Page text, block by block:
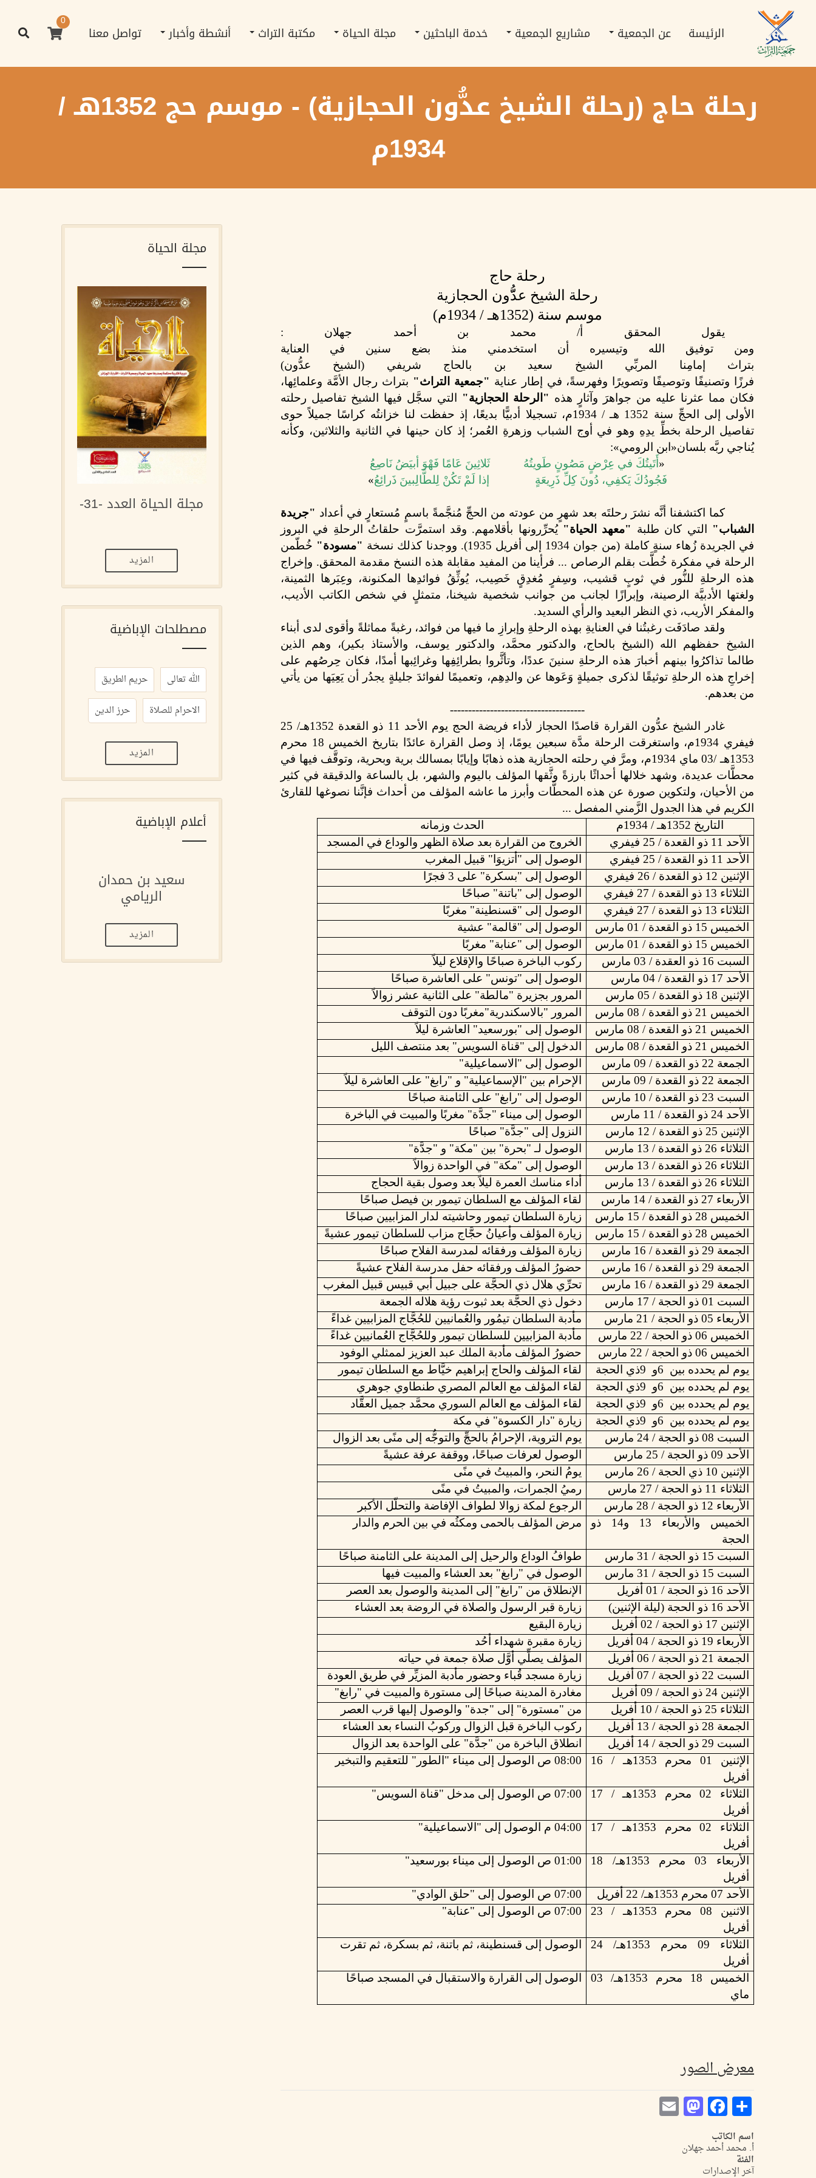
الرئيسي navigation
الرئيسة عن الجمعية مشاريع الجمعية خدمة الباحثين مجلة الحياة مكتبة التراث أنشطة وأخبار تواصل معنا
0
رحلة حاج (رحلة الشيخ عدُّون الحجازية) - موسم حج 1352هـ /
1934م
رحلة حاج
رحلة الشيخ عدُّّون الحجازية
موسم سنة (1352هـ / 1934م)
يقول المحقق أ/ محمد بن أحمد جهلان :
ومن
توفيق الله وتيسيره أن استخدمني منذ بضع سنين في
العناية
بتراث
إمامِنا المربِّي الشيخ سعيد بن بالحاج شريفي (الشيخ
عدُّون)
فرزًا
وتصنيفًا وتوصيفًا وتصويرًا وفهرسةً، في إطار عناية "جمعية التراث" بتراث رجال الأمَّة وعلمائِها،
فكان مما عثرنا عليه من جواهرَ
وآثارٍ هذه "الرحلة الحجازية" التي سجَّل فيها الشيخ تفاصيل رحلته
الأولى
إلى الحجِّ سنة 1352 هـ / 1934م، تسجيلا أدبيًّا بديعًا، إذ حفظت لنا خزانتُه كراسًا جميلاً حوى
تفاصيل الرحلة بخطِّ يدِهِ وهو في أوج الشباب وزهرةِ العُمر؛ إذ كان حينها في
الثانية والثلاثين، وكأنه
يُناجي ربَّه بلسان» ابن الرومي«
:
» أَتَيتُكَ في عِرْضٍ مَصُونٍ طَويتُهُ ثَلاثِينَ عَامًا فَهْوَ أبيَضُ نَاصِعُ
فَجُودُكَ يَكفِي، دُونَ كِلِّ ذَرِيعَةٍ إذا لَمْ تَكُنْ لِلطَّالِبينَ ذَرائِعُ«
كما اكتشفنا أنَّه نشرَ رحلتَه بعد شهرٍ من عودته من الحجِّ مُنجَّمةً باسمٍ مُستعارٍ في أعداد "جريدة
الشباب" التي كان طلبة "معهد الحياة" يُحرِّرونها بأقلامهم. وقد استمرَّت حلقاتُ الرحلةِ في البروز
في
الجريدة زُهاء سنةٍ كاملة (من جوان 1934 إلى أفريل 1935). ووجدنا كذلك نسخة "مسودة" خُطّمن
الرحلة في مفكرة خُطَّت بقلم الرصاص ... فرأينا من المفيد مقابلة هذه
النسخ مقدمة المحقق. وإخراج
هذه الرحلةِ للنُّور في ثوبٍ قشيب، وسِفرٍ
مُغدِقٍ خَصِيب، يُوثِّقُ فوائدِها المكنونة، وعِبَرها الثمينة،
ولغتها
الأدبيَّة الرصينة، وإبرازًا لجانب من جوانب شخصية شيخنا، متمثلٍ في شخص
الكاتب الأديب،
والمفكر الأريب، ذي النظر البعيد والرأي السديد.
ولقد صادَفَت رغبتُنا في العنايةِ بهذه الرحلةِ وإبرازِ ما فيها من فوائد، رغبةً مماثلةً وأقوى لدى أبناء
الشيخ حفظهم
الله )الشيخ بالحاج، والدكتور محمَّد، والدكتور يوسف، والأستاذ بكير(، وهم الذين
طالما تذاكرُوا بينهم أخبارَ هذه الرحلةِ سنينَ عددًا، وتأثَّروا بطرائِفِها وغرائِبها أمدًا، فكان حِرصُهم على
إخراجِ هذه الرحلةِ توثيقًا لذكرى جميلةٍ وَعَوها عن والدِهِم، وتعميمًا لفوائدَ جليلةٍ يجدُر أن يَعِيَها من يأتي
من بعدهم.
-------------------------------------
غادر الشيخ عدُّون القرارة قاصدًا الحجاز لأداء فريضة الحج يوم الأحد 11 ذو القعدة 1352هـ/ 25
فيفري 1934م، واستغرقت الرحلة مدَّة سبعين يومًا، إذ وصل القرارة عائدًا بتاريخ الخميس 18 محرم
1353هـ /03 ماي 1934م، ومرَّ في رحلته الحجازية هذه ذهابًا وإيابًا بمسالك برية وبحرية، وتوقَّف فيها في
محطَّات عديدة، وشهد خلالها أحداثًا بارزةً وثَّقها المؤلف باليوم والشهر، بل بالساعة والدقيقة في كثير
من الأحيان، ولتكوين صورة عن هذه المحطَّات وأبرز ما عاشه المؤلف من أحداث فإنَّنا نصوغها للقارئ
الكريم في هذا الجدول الزَّمني المفصل ...
التاريخ 1352هـ / 1934م
الحدث وزمانه
الأحد 11 ذو القعدة / 25 فيفري
الخروج من القرارة بعد صلاة الظهر والوداع في
المسجد
الأحد 11 ذو القعدة / 25 فيفري
الوصول إلى "أتزيوَا" قبيل المغرب
الإثنين 12 ذو القعدة / 26 فيفري
الوصول إلى "بسكرة" على 3 فجرًا
الثلاثاء 13 ذو القعدة / 27 فيفري
الوصول إلى "باتنة" صباحًا
الثلاثاء 13 ذو القعدة / 27 فيفري
الوصول إلى "قسنطينة" مغربًا
الخميس 15 ذو القعدة / 01 مارس
الوصول إلى "قالمة" عشية
الخميس 15 ذو القعدة / 01 مارس
الوصول إلى "عنابة" مغربًا
السبت 16 ذو العقدة / 03 مارس
ركوب الباخرة صباحًا والإقلاع ليلاً
الأحد 17 ذو القعدة / 04 مارس
الوصول إلى "تونس" على العاشرة صباحًا
الإثنين 18 ذو القعدة / 05 مارس
المرور بجزيرة "مالطة" على الثانية عشر زوالاً
الخميس 21 ذو القعدة / 08 مارس
المرور "بالاسكندرية"مغربًا دون التوقف
الخميس 21 ذو القعدة / 08 مارس
الوصول إلى "بورسعيد" العاشرة ليلاً
الخميس 21 ذو القعدة / 08 مارس
الدخول إلى "قناة السويس" بعد منتصف الليل
الجمعة 22 ذو القعدة / 09 مارس
الوصول إلى "الاسماعيلية"
الجمعة 22 ذو القعدة / 09 مارس
الإحرام بين "الإسماعيلية" و "رابغ" على العاشرة ليلاً
السبت 23 ذو القعدة / 10 مارس
الوصول إلى "رابغ" على الثامنة صباحًا
الأحد 24 ذو القعدة / 11 مارس
الوصول إلى ميناء "جدَّة" مغربًا والمبيت في الباخرة
الإثنين 25 ذو القعدة / 12 مارس
النزول إلى "جدَّة" صباحًا
الثلاثاء 26 ذو القعدة / 13 مارس
الوصول لـ "بحرة" بين "مكة" و "جدَّة"
الثلاثاء 26 ذو القعدة / 13 مارس
الوصول إلى "مكة" في الواحدة زوالاً
الثلاثاء 26 ذو القعدة / 13 مارس
أداء مناسك العمرة ليلاً بعد وصول بقية الحجاج
الأربعاء 27 ذو القعدة / 14 مارس
لقاء المؤلف مع السلطان تيمور بن فيصل صباحًا
الخميس 28 ذو القعدة / 15 مارس
زيارة السلطان تيمور وحاشيته لدار المزابيين صباحًا
الخميس 28 ذو القعدة / 15 مارس
زيارة المؤلف وأعيانُ حجَّاج مزاب للسلطان تيمور عشيةً
الجمعة 29 ذو القعدة / 16 مارس
زيارة المؤلف ورفقائه لمدرسة الفلاح صباحًا
الجمعة 29 ذو القعدة / 16 مارس
حضورُ المؤلف ورفقائه حفل مدرسة الفلاح عشيةً
الجمعة 29 ذو القعدة / 16 مارس
تحرِّي هلال ذي الحجَّة على جبيل أبي قبيس قبيل
المغرب
السبت 01 ذو الحجة / 17 مارس
دخول ذي الحجَّة بعد ثبوت رؤية هلاله
الجمعة
الأربعاء 05 ذو الحجة / 21 مارس
مأدبة السلطان تيمُور والعُمانيين للحُجَّاج المزابيين غداءً
الخميس 06 ذو الحجة / 22 مارس
مأدبة المزابيين للسلطان تيمور وللحُجَّاج العُمانيين غداءً
الخميس 06 ذو الحجة / 22 مارس
حضورُ المؤلف مأدبة الملك عبد العزيز لممثلي
الوفود
يوم لم يحدده بين 6و 9ذي الحجة لقاء المؤلف والحاج إبراهيم خيَّاط مع السلطان تيمور
يوم لم يحدده بين 6و 9ذي الحجة لقاء المؤلف مع العالم المصري طنطاوي جوهري
يوم لم يحدده بين 6و 9ذي الحجة لقاء المؤلف مع العالم السوري محمَّد جميل
العقَّاد
يوم لم يحدده بين 6و 9ذي الحجة
زيارة "دار الكسوة" في مكة
السبت 08 ذو الحجة / 24 مارس
يوم التروية، الإحرامُ بالحجِّ والتوجُّه إلى منًى بعد
الزوال
الأحد 09 ذو الحجة / 25 مارس
الوصول لعرفات صباحًا، ووقفة عرفة عشيةً
الإثنين 10 ذي الحجة / 26 مارس
يومُ النحر، والمبيتُ في منًى
الثلاثاء 11 ذو الحجة / 27 مارس
رميُ الجمرات، والمبيتُ في منًى
الأربعاء 12 ذو الحجة / 28 مارس
الرجوع لمكة زوالا لطواف الإفاضة والتحلّل
الأكبر
الخميس والأربعاء 13 و14 ذو
الحجة
مرض المؤلف بالحمى ومكثُه في بين الحرم والدار
السبت 15 ذو الحجة / 31 مارس طوافُ الوداع والرحيل إلى المدينة على الثامنة صباحًا
السبت 15 ذو الحجة / 31 مارس
الوصول في "رابغ" بعد العشاء والمبيت فيها
الأحد 16 ذو الحجة / 01 أفريل
الإنطلاق من "رابغ" إلى المدينة والوصول بعد العصر
الأحد 16 ذو الحجة (ليلة الإثنين)
زيارة قبر الرسول والصلاة في الروضة بعد
العشاء
الإثنين 17 ذو الحجة / 02 أفريل
زيارة
البقيع
الأربعاء 19 ذو الحجة / 04 أفريل
زيارة مقبرة شهداء أحُد
الجمعة 21 ذو الحجة / 06 أفريل
المؤلف يصلِّي أوَّل صلاة جمعة في حياته
السبت 22 ذو الحجة / 07 أفريل
زيارة مسجد قُباء وحضور مأدبة المزيِّر في طريق
العودة
الإثنين 24 ذو الحجة / 09 أفريل
مغادرة المدينة صباحًا إلى مستورة والمبيت في "رابغ"
الثلاثاء 25 ذو الحجة / 10 أفريل
من "مستورة" إلى "جدة" والوصول إليها قرب العصر
الجمعة 28 ذو الحجة / 13 أفريل
ركوب الباخرة قبل الزوال وركوبُ النساء بعد
العشاء
السبت 29 ذو الحجة / 14 أفريل
انطلاق الباخرة من "جدَّة" على الواحدة بعد الزوال
الإثنين 01 محرم 1353هـ / 16
أفريل
08:00 ص الوصول إلى ميناء "الطور" للتعقيم والتبخير
الثلاثاء 02 محرم 1353هـ / 17
أفريل
07:00 ص الوصول إلى مدخل "قناة السويس"
الثلاثاء 02 محرم 1353هـ / 17
أفريل
04:00 م الوصول إلى "الاسماعيلية"
الأربعاء 03 محرم 1353هـ/ 18
أفريل
01:00 ص الوصول إلى ميناء بورسعيد"
الأحد 07 محرم 1353هـ/ 22 أفريل
07:00 ص الوصول إلى "حلق الوادي"
الاثنين 08 محرم 1353هـ / 23
أفريل
07:00 ص الوصول إلى "عنابة"
الثلاثاء 09 محرم 1353هـ/ 24
أفريل
الوصول إلى قسنطينة، ثم باتنة، ثم بسكرة، ثم تقرت
الخميس 18 محرم 1353هـ/ 03
ماي
الوصول إلى القرارة والاستقبال في المسجد صباحًا
معرض الصور
Share
Facebook
Mastodon
اسم الكاتب
أ. محمد أحمد جهلان
الفئة
آخر الإصدارات
مجلة الحياة
مجلة الحياة العدد -31-
المزيد
مصطلحات الإباضية
الله تعالى
حريم الطريق
الاحرام للصلاة
حرز الدين
المزيد
أعلام الإباضية
سعيد بن حمدان
الريامي
المزيد